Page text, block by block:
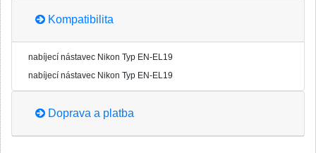
Kompatibilita
nabíjecí nástavec Nikon Typ EN-EL19
nabíjecí nástavec Nikon Typ EN-EL19
Doprava a platba